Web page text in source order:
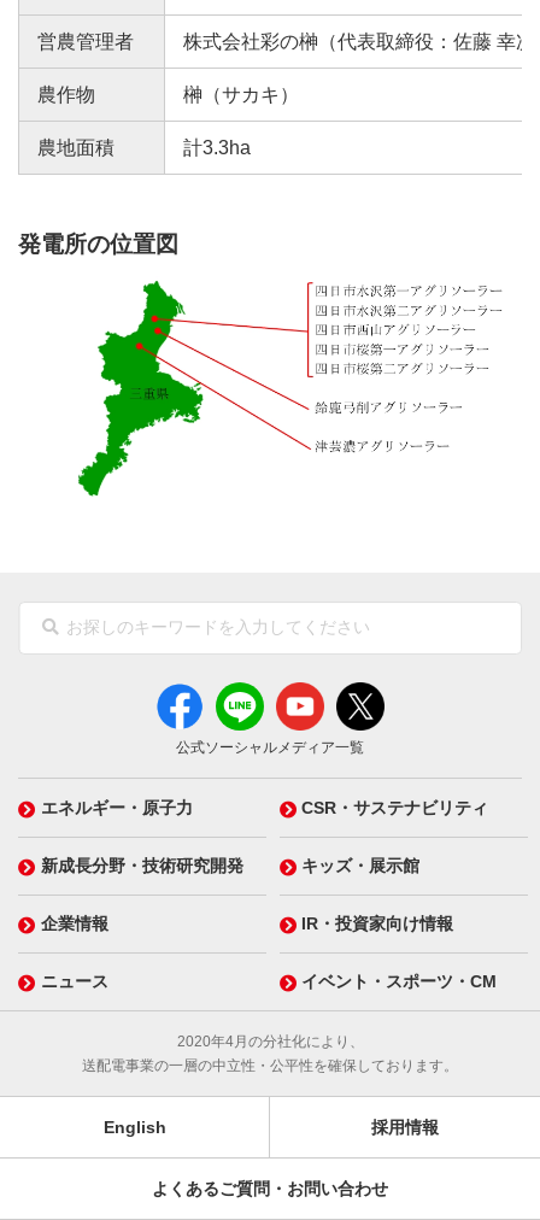
営農管理者 株式会社彩の榊（代表取締役：佐藤 幸次
農作物 榊（サカキ）
農地面積 計3.3ha
発電所の位置図
公式ソーシャルメディア一覧
エネルギー・原子力 CSR・サステナビリティ
新成長分野・技術研究開発 キッズ・展示館
企業情報 IR・投資家向け情報
ニュース イベント・スポーツ・CM
2020年4月の分社化により、
送配電事業の一層の中立性・公平性を確保しております。
English 採用情報
よくあるご質問・お問い合わせ